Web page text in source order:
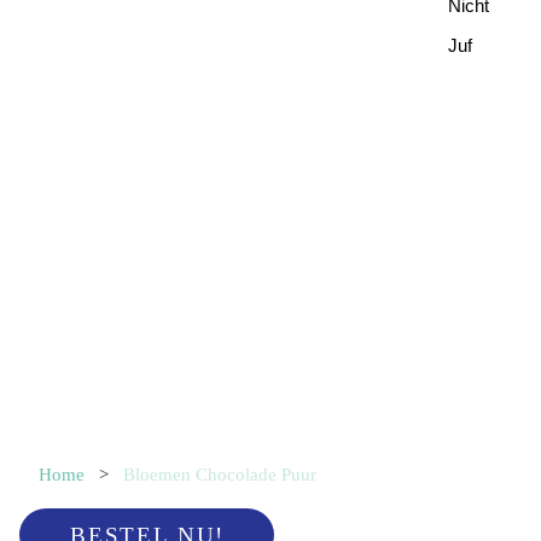
Nicht
Juf
Home > Bloemen Chocolade Puur